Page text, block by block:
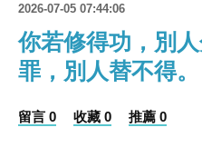
2026-07-05 07:44:06
你若修得功，別
罪，別人替不得。
留言 0 收藏 0 推薦 0